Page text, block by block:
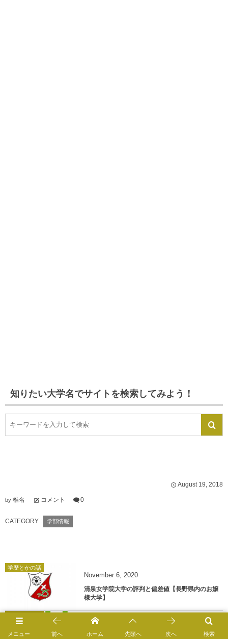
知りたい大学名でサイトを検索してみよう！
August 19, 2018
by 椎名 コメント 0
CATEGORY : 学部情報
学歴とかの話
November 6, 2020
清泉女学院大学の評判と偏差値【長野県内のお嬢
様大学】
October
2020
日本社会事業大学の評判と偏差値【福祉の東大で
メニュー 検索
前へ ホーム 先頭へ 次へ